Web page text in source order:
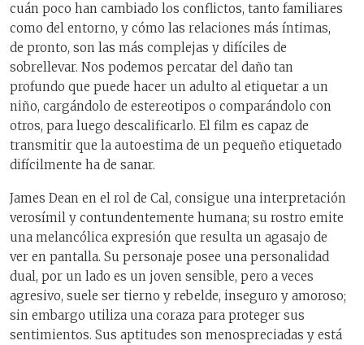
cuán poco han cambiado los conflictos, tanto familiares
como del entorno, y cómo las relaciones más íntimas,
de pronto, son las más complejas y difíciles de
sobrellevar. Nos podemos percatar del daño tan
profundo que puede hacer un adulto al etiquetar a un
niño, cargándolo de estereotipos o comparándolo con
otros, para luego descalificarlo. El film es capaz de
transmitir que la autoestima de un pequeño etiquetado
difícilmente ha de sanar.
James Dean en el rol de Cal, consigue una interpretación
verosímil y contundentemente humana; su rostro emite
una melancólica expresión que resulta un agasajo de
ver en pantalla. Su personaje posee una personalidad
dual, por un lado es un joven sensible, pero a veces
agresivo, suele ser tierno y rebelde, inseguro y amoroso;
sin embargo utiliza una coraza para proteger sus
sentimientos. Sus aptitudes son menospreciadas y está